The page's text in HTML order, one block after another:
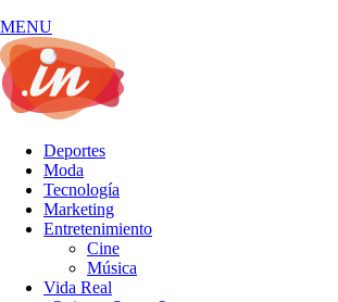
MENU
Deportes
Moda
Tecnología
Marketing
Entretenimiento
Cine
Música
Vida Real